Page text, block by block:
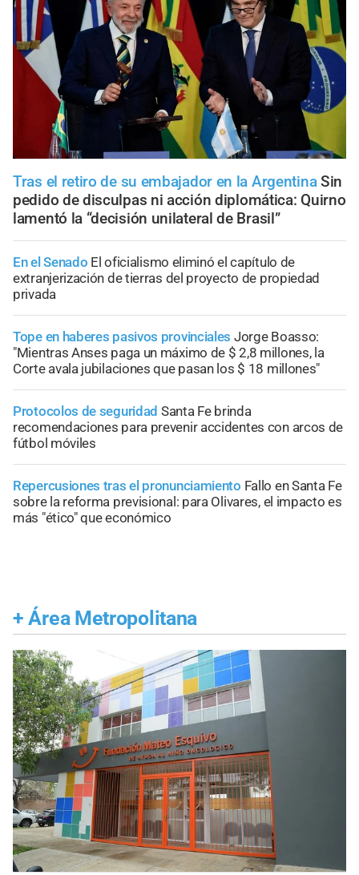
Tras el retiro de su embajador en la Argentina Sin
pedido de disculpas ni acción diplomática: Quirno
lamentó la “decisión unilateral de Brasil”
En el Senado El oficialismo eliminó el capítulo de
extranjerización de tierras del proyecto de propiedad
privada
Tope en haberes pasivos provinciales Jorge Boasso:
"Mientras Anses paga un máximo de $ 2,8 millones, la
Corte avala jubilaciones que pasan los $ 18 millones"
Protocolos de seguridad Santa Fe brinda
recomendaciones para prevenir accidentes con arcos de
fútbol móviles
Repercusiones tras el pronunciamiento Fallo en Santa Fe
sobre la reforma previsional: para Olivares, el impacto es
más "ético" que económico
+ Área Metropolitana